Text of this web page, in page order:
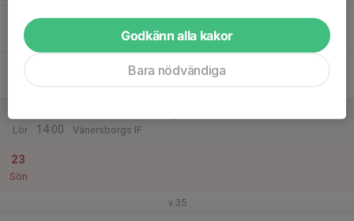
Tor
Lör
14:00
Vänersborgs IF
23
Sön
v.35
Godkänn alla kakor
Bara nödvändiga